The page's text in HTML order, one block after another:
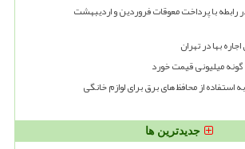
رابطه با پرداخت معوقات فروردین و اردیبهشت
استفاده از محافظ های برق برای لوازم خانگی
جدیدترین ها